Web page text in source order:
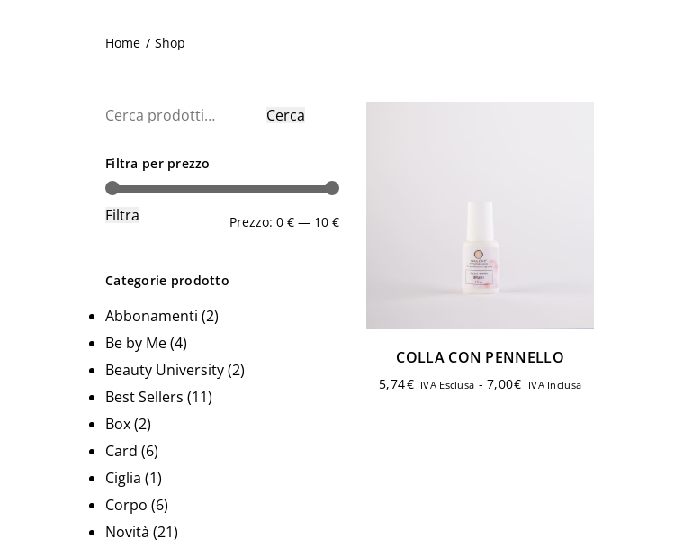
Accessori
Home / Shop
Cerca: Cerca
Filtra per prezzo
Prezzo
Prezzo
Filtra Prezzo: 0 € — 10 €
Categorie prodotto
Abbonamenti (2)
Be by Me(4)
Beauty University(2)
Best Sellers (11)
Box(2)
Card (6)
Ciglia (1)
Corpo (6)
Novità (21)
COLLA CON PENNELLO
5,74€ IVA Esclusa -7,00€ IVA Inclusa